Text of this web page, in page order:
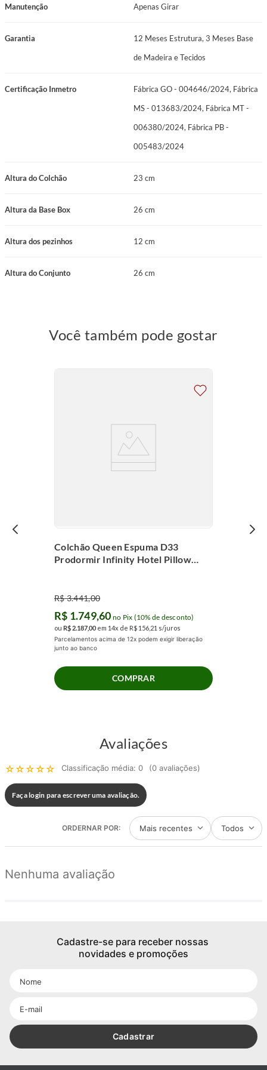
Manutenção: No Turn
Garantia: 12 Meses Estrutura, 3 Meses Base de Madeira e Tecidos
Manutenção Apenas Girar
Garantia
12 Meses Estrutura, 3 Meses Base
de Madeira e Tecidos
Certificação Inmetro
Fábrica GO - 004646/2024, Fábrica
MS - 013683/2024, Fábrica MT -
006380/2024, Fábrica PB -
005483/2024
Altura do Colchão 23 cm
Altura da Base Box 26 cm
Altura dos pezinhos 12 cm
Altura do Conjunto 26 cm
Você também pode gostar
Colchão Queen Espuma D33
Prodormir Infinity Hotel Pillow
R$3.441,00
R$ 1.749,60 no Pix (10% de desconto)
ou R$2.18700 em 14x de R$ 156 21 s/juros
Parcelamentos acima de 12x podem exigir liberação
junto ao banco
COMPRAR
Avaliações
☆ ☆ ☆ ☆ ☆ Classificação média: 0 (0 avaliações)
Faça login para escrever uma avaliação.
Mais recentes Todos
Nenhuma avaliação
Cadastre-se para receber nossas
novidades e promoções
Cadastrar